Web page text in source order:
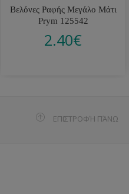
Βελόνες Ραφής Μεγάλο Μάτι
Prym 125542
2.40€
ΕΠΙΣΤΡΟΦΉ ΠΆΝΩ